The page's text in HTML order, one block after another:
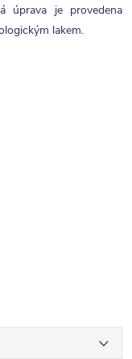
úprava je provedena
lakem.